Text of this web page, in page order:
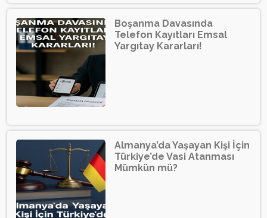
Boşanma Davasında
Telefon Kayıtları Emsal
Yargıtay Kararları!
Almanya’da Yaşayan Kişi İçin
Türkiye’de Vasi Atanması
Mümkün mü?